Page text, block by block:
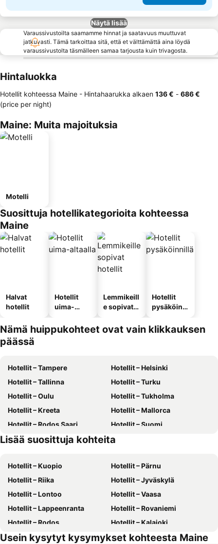
Näytä lisää
Varaussivustoilta saamamme hinnat ja saatavuus muuttuvat
jatkuvasti. Tämä tarkoittaa sitä, että et välttämättä aina löydä
varaussivustolta täsmälleen samaa tarjousta kuin trivagosta.
Hintaluokka
Hotellit kohteessa Maine - Hintahaarukka alkaen ‎136 € - ‎686 €
(price per night)
Maine: Muita majoituksia
Motelli
Suosittuja hotellikategorioita kohteessa
Maine
Halvat
hotellit
Hotellit
uima-
Lemmikeill
e sopivat
Hotellit
pysäköinni
Nämä huippukohteet ovat vain klikkauksen
päässä
Hotellit – Tampere
Hotellit – Helsinki
Hotellit – Tallinna
Hotellit – Turku
Hotellit – Oulu
Hotellit – Tukholma
Hotellit – Kreeta
Hotellit – Mallorca
Hotellit – Rodos Saari
Hotellit – Suomi
Hotellit – Gran Canaria
Hotellit – Kreikka
Lisää suosittuja kohteita
Hotellit – Kuopio
Hotellit – Pärnu
Hotellit – Riika
Hotellit – Jyväskylä
Hotellit – Lontoo
Hotellit – Vaasa
Hotellit – Lappeenranta
Hotellit – Rovaniemi
Hotellit – Rodos
Hotellit – Kalajoki
Hotellit – Alanya
Hotellit – Joensuu
Usein kysytyt kysymykset kohteesta Maine